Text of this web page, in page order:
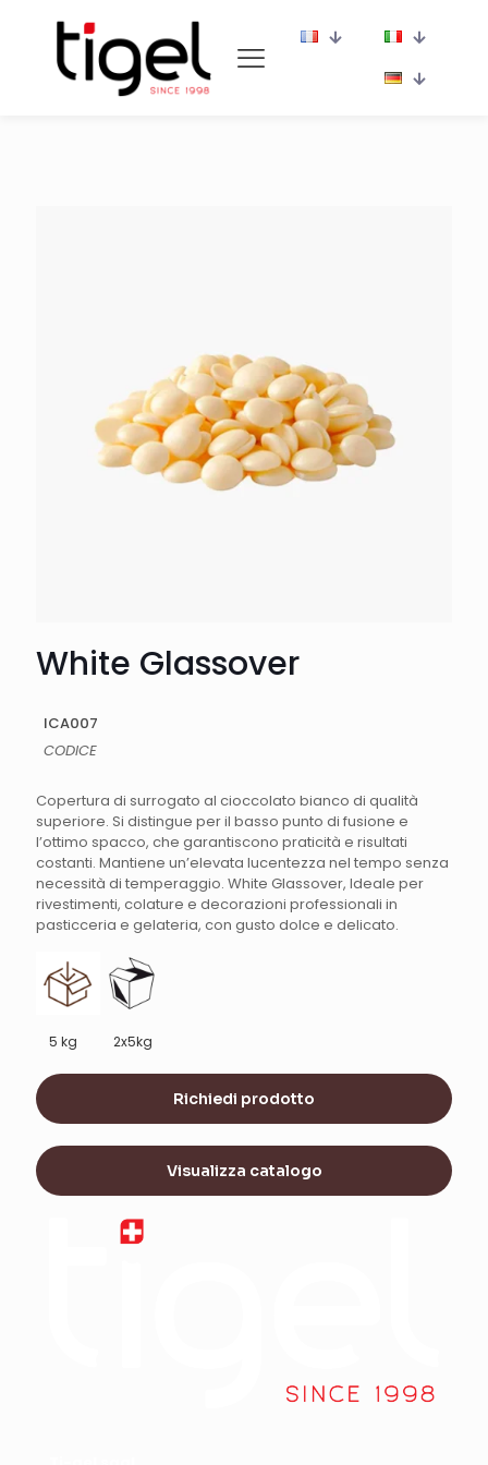
White Glassover
ICA007
CODICE
Copertura di surrogato al cioccolato bianco di qualità
superiore. Si distingue per il basso punto di fusione e
l’ottimo spacco, che garantiscono praticità e risultati
costanti. Mantiene un’elevata lucentezza nel tempo senza
necessità di temperaggio. White Glassover, Ideale per
rivestimenti, colature e decorazioni professionali in
pasticceria e gelateria, con gusto dolce e delicato.
5 kg 2x5kg
Richiedi prodotto
Visualizza catalogo